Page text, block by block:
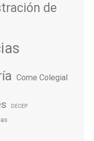
de
Come Colegial
DECEP